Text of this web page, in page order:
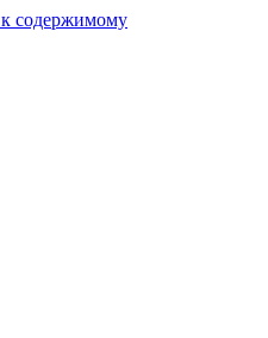
содержимому